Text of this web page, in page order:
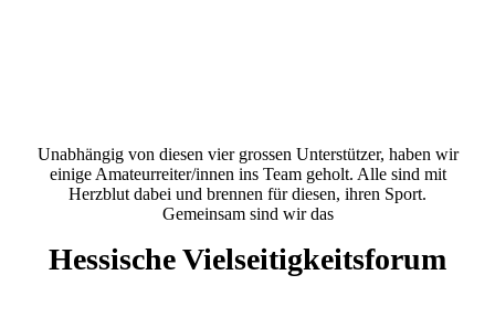
Unabhängig von diesen vier grossen Unterstützer, haben wir
einige Amateurreiter/innen ins Team geholt. Alle sind mit
Herzblut dabei und brennen für diesen, ihren Sport.
Gemeinsam sind wir das
Hessische Vielseitigkeitsforum